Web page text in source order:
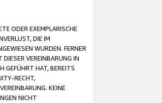
ODER EXEMPLARISCHE
DIE IM
WURDEN. FERNER
VEREINBARUNG IN
GEFÜHRT HAT, BEREITS
RECHT,
KEINE
NICHT